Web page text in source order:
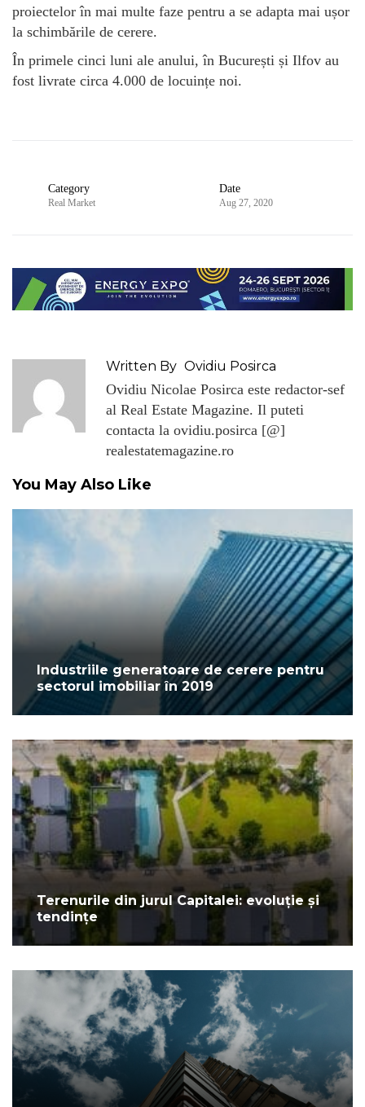
proiectelor în mai multe faze pentru a se adapta mai ușor
la schimbările de cerere.
În primele cinci luni ale anului, în București și Ilfov au
fost livrate circa 4.000 de locuințe noi.
Category
Real Market
Date
Aug 27, 2020
Written By Ovidiu Posirca
Ovidiu Nicolae Posirca este redactor-sef
al Real Estate Magazine. Il puteti
contacta la ovidiu.posirca [@]
realestatemagazine.ro
You May Also Like
Industriile generatoare de cerere pentru
sectorul imobiliar în 2019
Terenurile din jurul Capitalei: evoluție și
tendințe